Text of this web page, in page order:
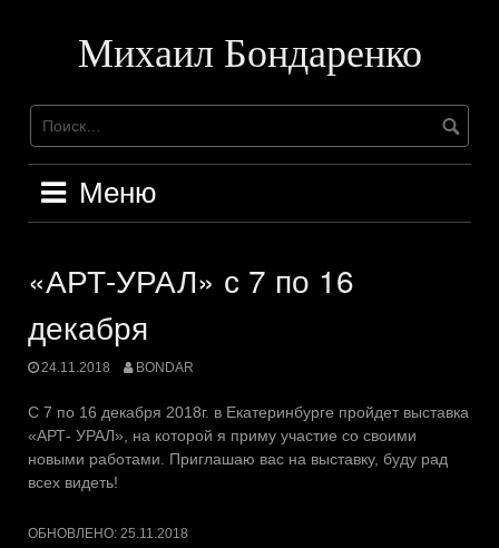
содержимомуМихаил Бондаренко
Меню
«АРТ-УРАЛ» с 7 по 16
декабря
24.11.2018 BONDAR
C 7 по 16 декабря 2018г. в Екатеринбурге пройдет выставка
«АРТ- УРАЛ», на которой я приму участие со своими
новыми работами. Приглашаю вас на выставку, буду рад
всех видеть!
ОБНОВЛЕНО: 25.11.2018